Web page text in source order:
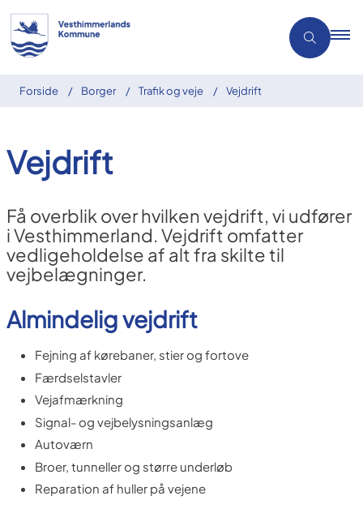
Forside Borger Trafik og veje Vejdrift
Vejdrift
Få overblik over hvilken vejdrift, vi udfører
i Vesthimmerland. Vejdrift omfatter
vedligeholdelse af alt fra skilte til
vejbelægninger.
Almindelig vejdrift
Fejning af kørebaner, stier og fortove
Færdselstavler
Vejafmærkning
Signal- og vejbelysningsanlæg
Autoværn
Broer, tunneller og større underløb
Reparation af huller på vejene